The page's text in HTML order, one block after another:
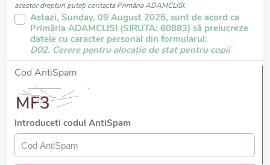
acestor drepturi puteți contacta Primăria ADAMCLISI.
Astazi, Sunday, 09 August 2026, sunt de acord ca
Primăria ADAMCLISI (SIRUTA: 60883) să prelucreze
datele cu caracter personal din formularul:
D02. Cerere pentru alocație de stat pentru copii
Cod AntiSpam
Introduceti codul AntiSpam